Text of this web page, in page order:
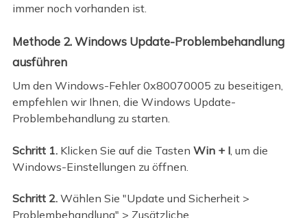
immer noch vorhanden ist.
Methode 2. Windows Update-Problembehandlung
ausführen
Um den Windows-Fehler 0x80070005 zu beseitigen,
empfehlen wir Ihnen, die Windows Update-
Problembehandlung zu starten.
Schritt 1. Klicken Sie auf die Tasten Win + I, um die
Windows-Einstellungen zu öffnen.
Schritt 2. Wählen Sie "Update und Sicherheit >
Problembehandlung" > Zusätzliche